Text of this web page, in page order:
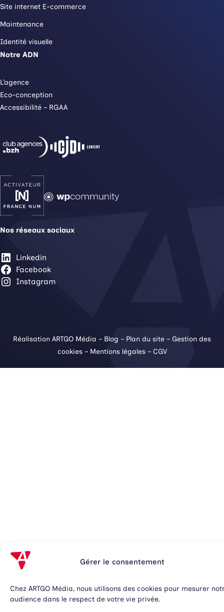
Gérer le consentement
Chez ARTGO Média, nous utilisons des cookies pour mesurer
audience dans le respect de votre vie privée.
Site internet E-commerce
Maintenance
Identité visuelle
Notre ADN
L’agence
Eco-conception
Accessibilité – RGAA
Nos réseaux sociaux
Linkedin
Facebook
Instagram
Réalisation ARTGO Média – Blog – Plan du site – Gestion des
cookies– Mentions légales– CGV